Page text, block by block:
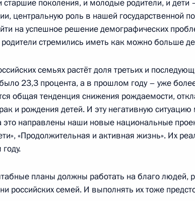
Никитиным
11:00
Андрея Никитина
19:45
совета АСИ
16:15
поколения, и молодые родители, и дети
центральную роль в нашей государственной
на успешное решение демографических
стремились иметь как можно больше
семьях растёт доля третьих и
23,3 процента, а в прошлом году – уже
общая тенденция снижения рождаемости,
и рождения детей. И эту негативную
это направлены наши новые национальные
«Продолжительная и активная жизнь». Их
планы должны работать на благо людей,
российских семей. И выполнять их тоже